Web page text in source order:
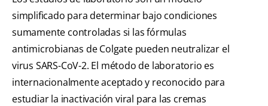
simplificado para determinar bajo condiciones
sumamente controladas si las fórmulas
antimicrobianas de Colgate pueden neutralizar el
virus SARS-CoV-2. El método de laboratorio es
internacionalmente aceptado y reconocido para
estudiar la inactivación viral para las cremas